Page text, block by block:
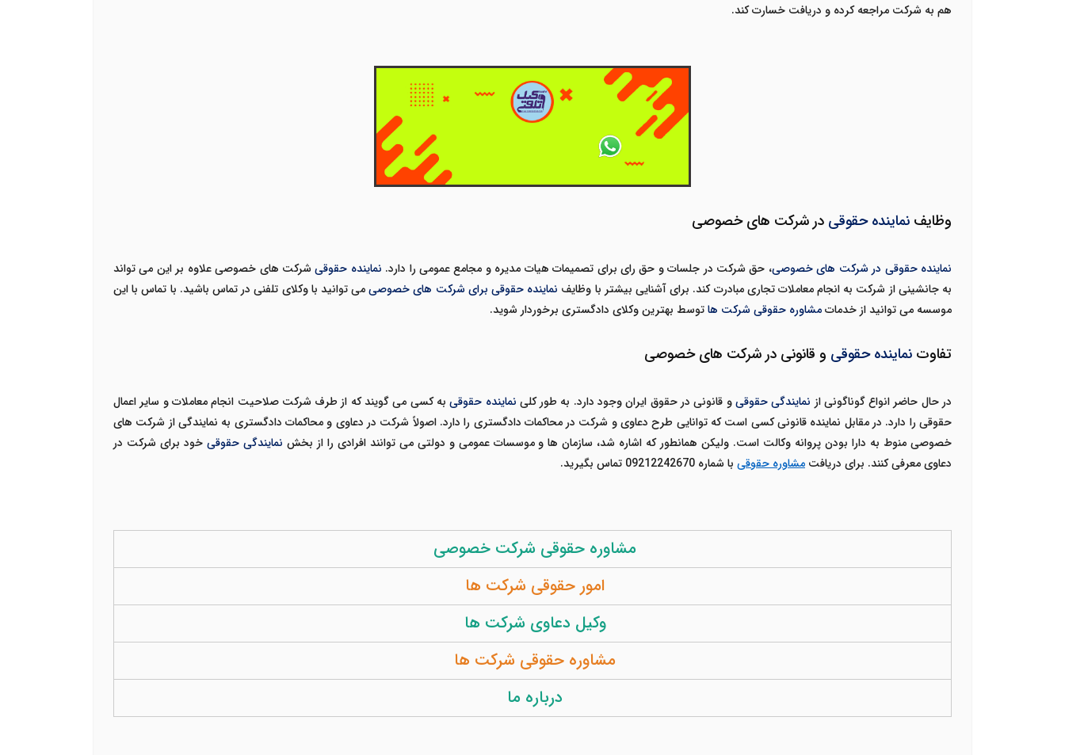
هم به شرکت مراجعه کرده و دریافت خسارت کند.
وظایف نماینده حقوقی در شرکت های خصوصی
نماینده حقوقی در شرکت های خصوصی، حق شرکت در جلسات و حق رای برای تصمیمات هیات مدیره و مجامع عمومی را دارد. نماینده حقوقیشرکت های خصوصی علاوه بر این می تواند
به جانشینی از شرکت به انجام معاملات تجاری مبادرت کند. برای آشنایی بیشتر با وظایف نماینده حقوقی برای شرکت های خصوصیمی توانید با وکلای تلفنی در تماس باشید. با تماس با این
موسسه می توانید از خدماتمشاوره حقوقی شرکت هاتوسط بهترین وکلای دادگستری برخوردار شوید.
تفاوت نماینده حقوقی و قانونی در شرکت های خصوصی
در حال حاضر انواع گوناگونی از نمایندگی حقوقیو قانونی در حقوق ایران وجود دارد. به طور کلی نماینده حقوقی به کسی می گویند که از طرف شرکت صلاحیت انجام معاملات و سایر اعمال
حقوقی را دارد. در مقابل نماینده قانونی کسی است که توانایی طرح دعاوی و شرکت در محاکمات دادگستری را دارد. اصولاً شرکت در دعاوی و محاکمات دادگستری به نمایندگی از شرکت های
خصوصی منوط به دارا بودن پروانه وکالت است. ولیکن همانطور که اشاره شد، سازمان ها و موسسات عمومی و دولتی می توانند افرادی را از بخش نمایندگی حقوقیخود برای شرکت در
دعاوی معرفی کنند. برای دریافت مشاوره حقوقی با شماره 09212242670 تماس بگیرید.
مشاوره حقوقی شرکت خصوصی
امور حقوقی شرکت ها
وکیل دعاوی شرکت ها
مشاوره حقوقی شرکت ها
درباره ما